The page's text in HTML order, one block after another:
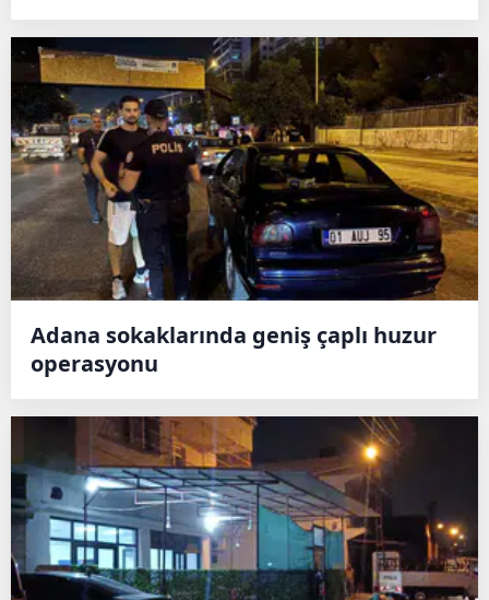
Adana sokaklarında geniş çaplı huzur
operasyonu